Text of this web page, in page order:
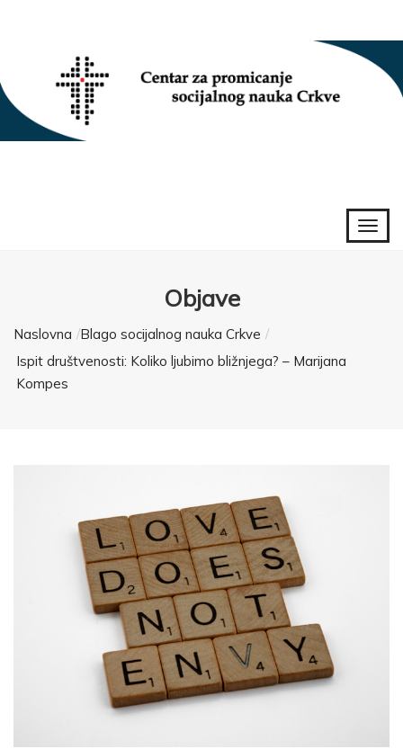
Objave
Naslovna Blago socijalnog nauka Crkve
Ispit društvenosti: Koliko ljubimo bližnjega? – Marijana
Kompes